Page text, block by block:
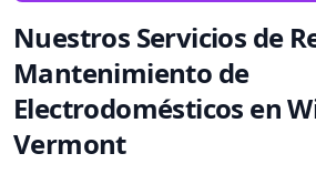
Nuestros Servicios de
Mantenimiento de
Electrodomésticos en
Vermont